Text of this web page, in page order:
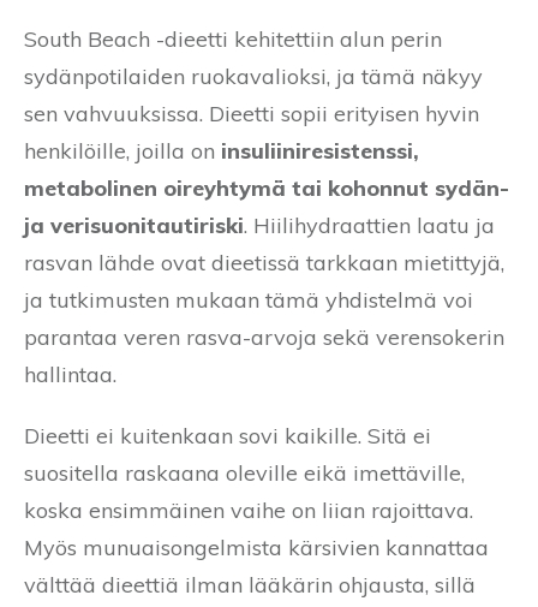
South Beach -dieetti kehitettiin alun perin
sydänpotilaiden ruokavalioksi, ja tämä näkyy
sen vahvuuksissa. Dieetti sopii erityisen hyvin
henkilöille, joilla on insuliiniresistenssi,
metabolinen oireyhtymä tai kohonnut sydän-
ja verisuonitautiriski. Hiilihydraattien laatu ja
rasvan lähde ovat dieetissä tarkkaan mietittyjä,
ja tutkimusten mukaan tämä yhdistelmä voi
parantaa veren rasva-arvoja sekä verensokerin
hallintaa.
Dieetti ei kuitenkaan sovi kaikille. Sitä ei
suositella raskaana oleville eikä imettäville,
koska ensimmäinen vaihe on liian rajoittava.
Myös munuaisongelmista kärsivien kannattaa
välttää dieettiä ilman lääkärin ohjausta, sillä